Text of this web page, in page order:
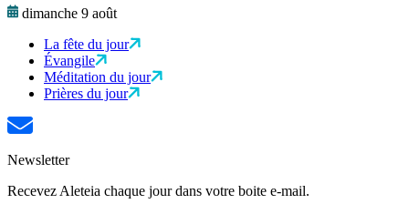
dimanche 9 août
La fête du jour
Évangile
Méditation du jour
Prières du jour
Newsletter
Recevez Aleteia chaque jour dans votre boite e-mail.